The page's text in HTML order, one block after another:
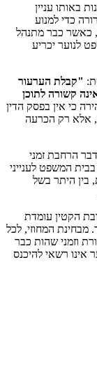
באותו עניין
כדי למנוע
כאשר כבר מתנהל
לנוער יכריע
"קבלת הערעור
קשורה לתוכן
כי אין בפסק הדין
אלא רק הכרעה
הרחבת זמני
המשפט לענייני
בין היתר בשל
הקטין עומדת
מבחינת המחוזי, לכל
וזמני שהות כבר
רשאי להיכנס